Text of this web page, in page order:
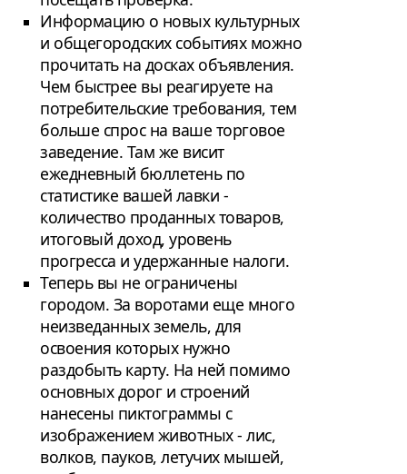
Информацию о новых культурных
и общегородских событиях можно
прочитать на досках объявления.
Чем быстрее вы реагируете на
потребительские требования, тем
больше спрос на ваше торговое
заведение. Там же висит
ежедневный бюллетень по
статистике вашей лавки -
количество проданных товаров,
итоговый доход, уровень
прогресса и удержанные налоги.
Теперь вы не ограничены
городом. За воротами еще много
неизведанных земель, для
освоения которых нужно
раздобыть карту. На ней помимо
основных дорог и строений
нанесены пиктограммы с
изображением животных - лис,
волков, пауков, летучих мышей,